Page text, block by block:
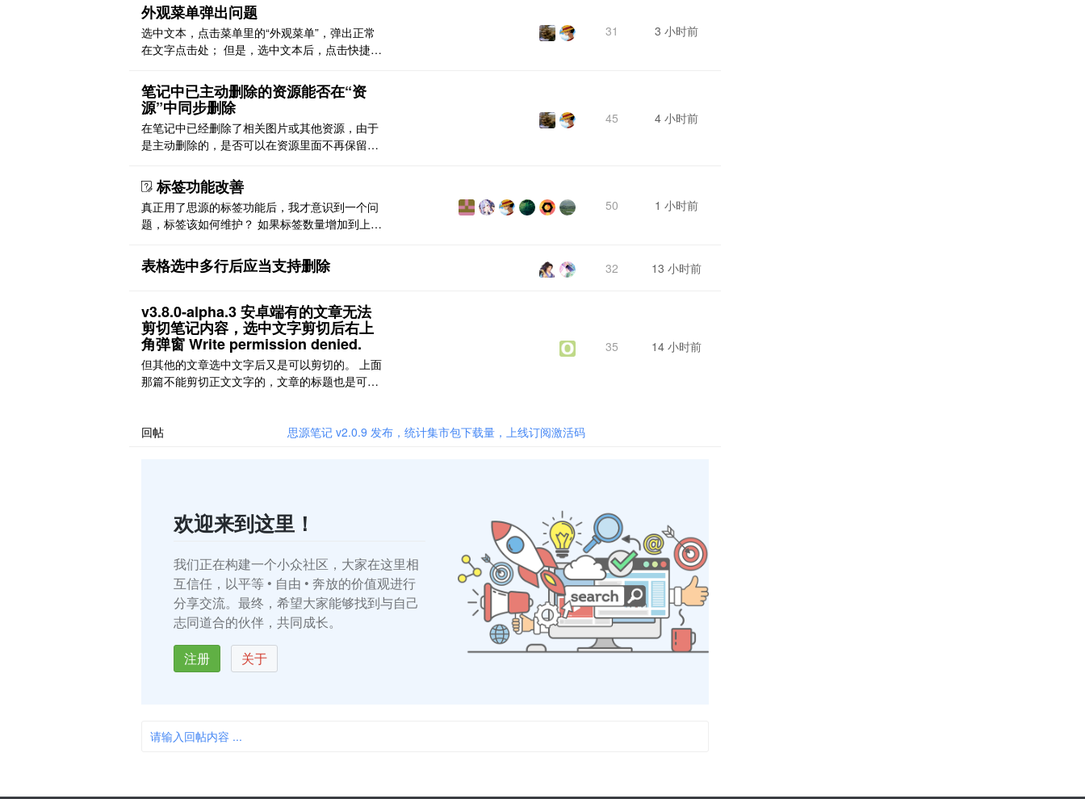
外观菜单弹出问题
选中文本，点击菜单里的“外观菜单”，弹出正常
在文字点击处； 但是，选中文本后，点击快捷菜
跟随选中文字 之前正常
31 3 小时前
笔记中已主动删除的资源能否在“资
源”中同步删除
在笔记中已经删除了相关图片或其他资源，由于
是主动删除的，是否可以在资源里面不再保留相
45 4 小时前
标签功能改善
真正用了思源的标签功能后，我才意识到一个问
题，标签该如何维护？ 如果标签数量增加到上百
标签通过/符号进行层级划分，但不提供次级标签
搜索，除非会正则或 sql。 标签分级还有另一个
级…… 2，众多标签难以记忆，如半年前打上“吃
货”标签， ..
50 1 小时前
表格选中多行后应当支持删除 32 13 小时前
v3.8.0‑alpha.3 安卓端有的文章无法
剪切笔记内容，选中文字剪切后右上
角弹窗 Write permission denied.
但其他的文章选中文字后又是可以剪切的。 上面
那篇不能剪切正文文字的，文章的标题也是可以
能剪切的弹窗提示
35 14 小时前
回帖 思源笔记 v2.0.9 发布，统计集市包下载量，上线订阅激活码
欢迎来到这里！
我们正在构建一个小众社区，大家在这里相
互信任，以平等 • 自由 • 奔放的价值观进行
分享交流。最终，希望大家能够找到与自己
志同道合的伙伴，共同成长。
注册
关于
请输入回帖内容 ...